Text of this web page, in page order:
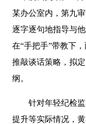
某办公室内，第九
逐字逐句地指导与
在“手把手”带教下
推敲谈话策略，拟
纲。
针对年轻纪检监
提升等实际情况，